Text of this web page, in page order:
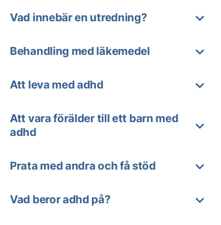
Vad innebär en utredning?
Behandling med läkemedel
Att leva med adhd
Att vara förälder till ett barn med
adhd
Prata med andra och få stöd
Vad beror adhd på?